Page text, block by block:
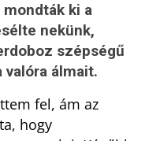
ki a
nekünk,
szépségű
álmait.
fel, ám az
hogy